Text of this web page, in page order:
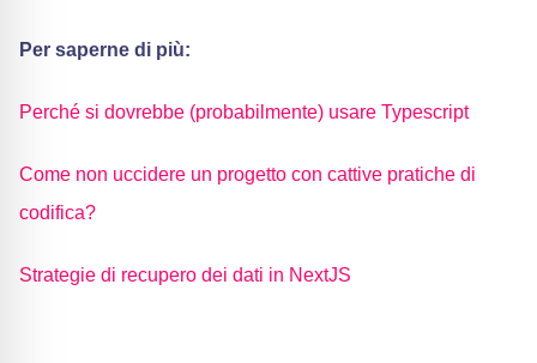
Per saperne di più:
Perché si dovrebbe (probabilmente) usare Typescript
Come non uccidere un progetto con cattive pratiche di
codifica?
Strategie di recupero dei dati in NextJS